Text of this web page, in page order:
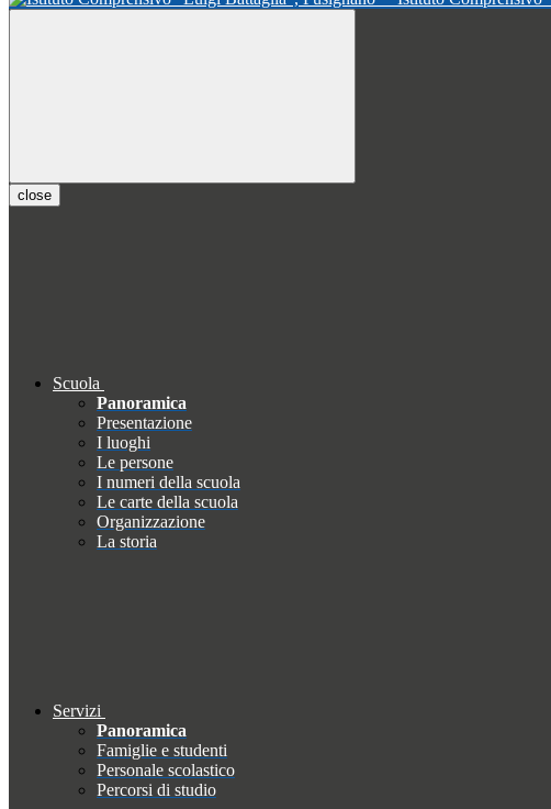
close
Scuola
Panoramica
Presentazione
I luoghi
Le persone
I numeri della scuola
Le carte della scuola
Organizzazione
La storia
Servizi
Panoramica
Famiglie e studenti
Personale scolastico
Percorsi di studio